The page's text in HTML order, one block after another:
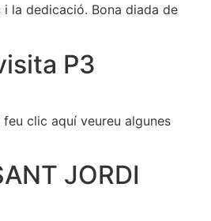
la dedicació. Bona diada de
P3
clic aquí veureu algunes
JORDI